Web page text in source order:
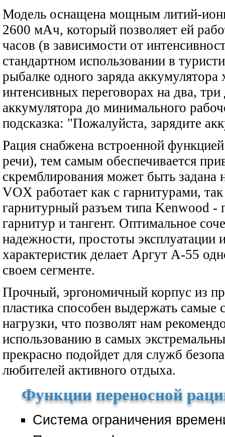
Модель оснащена мощным литий-
2600 мАч, который позволяет ей
часов (в зависимости от
стандартном использовании в
рыбалке одного заряда аккумулятора
интенсивных переговорах на два, три
аккумулятора до минимального
подсказка: "Пожалуйста, зарядите
Рация снабжена встроенной
речи), тем самым обеспечивается
скремблирования может быть задана
VOX работает как с гарнитурами,
гарнитурный разъем типа Kenwood -
гарнитур и тангент. Оптимальное
надежности, простоты эксплуатации
характеристик делает Аргут А-55
своем сегменте.
Прочный, эргономичный корпус из
пластика способен выдержать самые
нагрузки, что позволят нам
использованию в самых
прекрасно подойдет для служб
любителей активного отдыха.
Функции переносной
Система ограничения